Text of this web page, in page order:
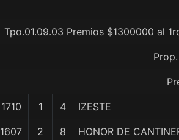
Tpo.01.09.03 Premios $1300000 al
1710 1 4 IZESTE
1607 2 8 HONOR DE